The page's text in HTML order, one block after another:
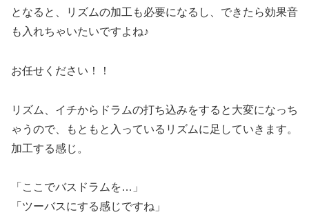
となると、リズムの加工も必要になるし、できたら効果音
も入れちゃいたいですよね♪
お任せください！！
リズム、イチからドラムの打ち込みをすると大変になっち
ゃうので、もともと入っているリズムに足していきます。
加工する感じ。
「ここでバスドラムを…」
「ツーバスにする感じですね」